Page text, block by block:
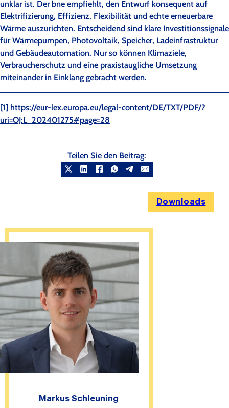
unklar ist. Der bne empfiehlt, den Entwurf konsequent auf
Elektrifizierung, Effizienz, Flexibilität und echte erneuerbare
Wärme auszurichten. Entscheidend sind klare Investitionssignale
für Wärmepumpen, Photovoltaik, Speicher, Ladeinfrastruktur
und Gebäudeautomation. Nur so können Klimaziele,
Verbraucherschutz und eine praxistaugliche Umsetzung
miteinander in Einklang gebracht werden.
[1] https://eur-lex.europa.eu/legal-content/DE/TXT/PDF/?
uri=OJ:L_202401275#page=28
Teilen Sie den Beitrag:
Downloads
Markus Schleuning